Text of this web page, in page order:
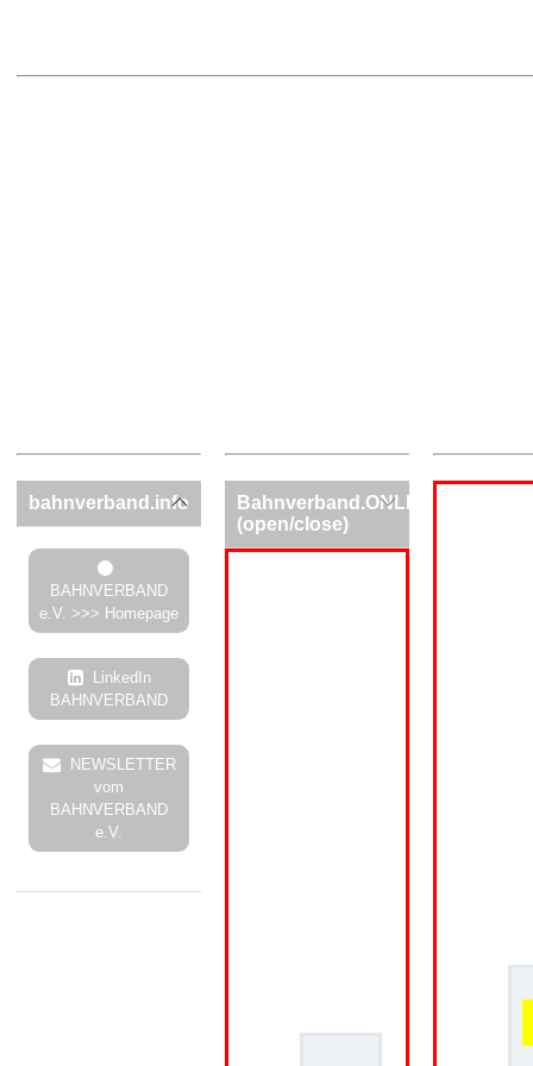
bahnverband.info
BAHNVERBAND
e.V. >>> Homepage
LinkedIn
BAHNVERBAND
NEWSLETTER
vom
BAHNVERBAND
e.V.
Bahnverband.ONLINE
(open/close)